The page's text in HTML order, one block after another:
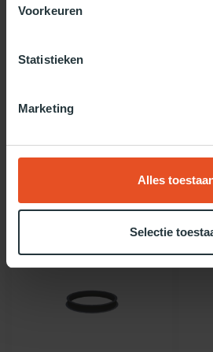
Voorkeuren
Statistieken
Marketing
Alles
Selectie
TypeError: Failed to fetch
Twijfel je over welke daglicht
Recent bekeken